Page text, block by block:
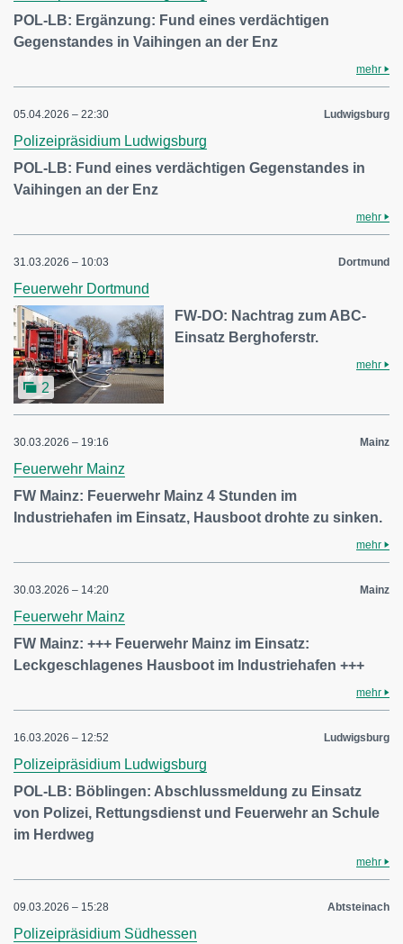
POL-LB: Ergänzung: Fund eines verdächtigen
Gegenstandes in Vaihingen an der Enz
mehr
05.04.2026 – 22:30 Ludwigsburg
Polizeipräsidium Ludwigsburg
POL-LB: Fund eines verdächtigen Gegenstandes in
Vaihingen an der Enz
mehr
31.03.2026 – 10:03 Dortmund
Feuerwehr Dortmund
2
FW-DO: Nachtrag zum ABC-
Einsatz Berghoferstr.
mehr
30.03.2026 – 19:16 Mainz
Feuerwehr Mainz
FW Mainz: Feuerwehr Mainz 4 Stunden im
Industriehafen im Einsatz, Hausboot drohte zu sinken.
mehr
30.03.2026 – 14:20 Mainz
Feuerwehr Mainz
FW Mainz: +++ Feuerwehr Mainz im Einsatz:
Leckgeschlagenes Hausboot im Industriehafen +++
mehr
16.03.2026 – 12:52 Ludwigsburg
Polizeipräsidium Ludwigsburg
POL-LB: Böblingen: Abschlussmeldung zu Einsatz
von Polizei, Rettungsdienst und Feuerwehr an Schule
im Herdweg
mehr
09.03.2026 – 15:28 Abtsteinach
Polizeipräsidium Südhessen